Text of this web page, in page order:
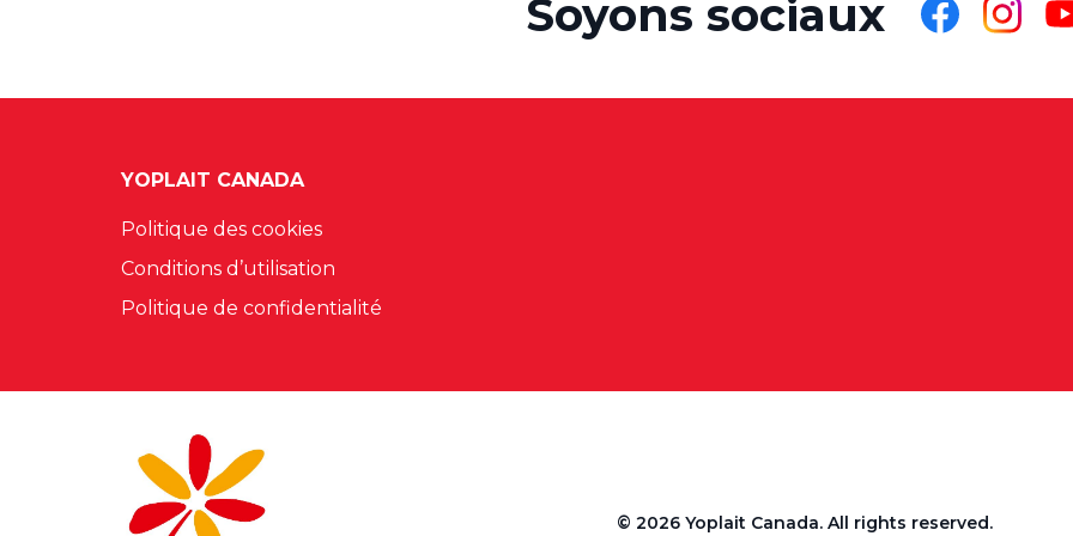
Soyons sociaux
sur
Facebook
sur
Instagram
sur
YOPLAIT CANADA
Politique des cookies
Conditions d’utilisation
Politique de confidentialité
© 2026 Yoplait Canada. All rights reserved.